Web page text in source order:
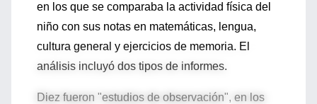
en los que se comparaba la actividad física del
niño con sus notas en matemáticas, lengua,
cultura general y ejercicios de memoria. El
análisis incluyó dos tipos de informes.
Diez fueron "estudios de observación", en los